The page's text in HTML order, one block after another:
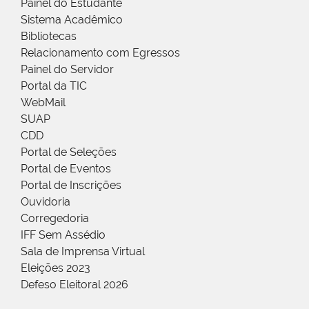
Painel do Estudante
Sistema Acadêmico
Bibliotecas
Relacionamento com Egressos
Painel do Servidor
Portal da TIC
WebMail
SUAP
CDD
Portal de Seleções
Portal de Eventos
Portal de Inscrições
Ouvidoria
Corregedoria
IFF Sem Assédio
Sala de Imprensa Virtual
Eleições 2023
Defeso Eleitoral 2026